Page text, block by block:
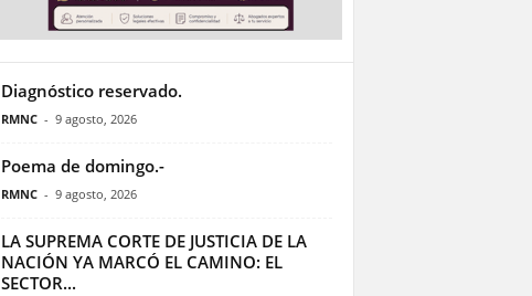
Diagnóstico reservado.
RMNC - 9 agosto, 2026
Poema de domingo.-
RMNC - 9 agosto, 2026
LA SUPREMA CORTE DE JUSTICIA DE LA
NACIÓN YA MARCÓ EL CAMINO: EL
SECTOR...